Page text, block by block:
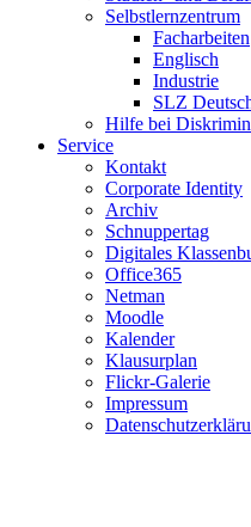
Selbstlernzentrum
Facharbeiten
Englisch
Industrie
SLZ
Hilfe bei
Service
Kontakt
Corporate Identity
Archiv
Schnuppertag
Digitales
Office365
Netman
Moodle
Kalender
Klausurplan
Flickr-Galerie
Impressum